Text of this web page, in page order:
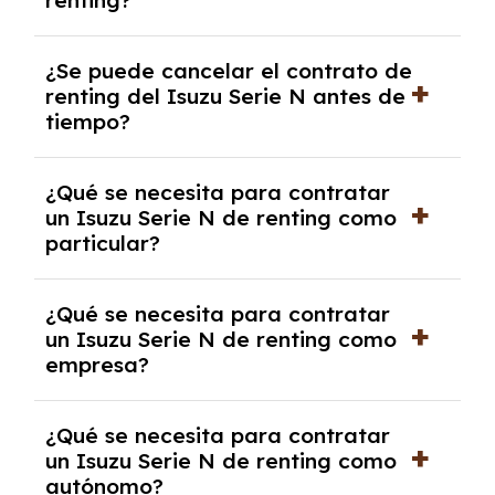
mensuales.
tendrás que pagar ningún tipo de entrada
salvo en casos que lo exija el proveedor
debido al resultado del estudio de viabilidad
económica.
¿Se puede cancelar el contrato de
renting del Isuzu Serie N antes de
tiempo?
pero puede haber penalizaciones por
cancelación anticipada. Es importante revisar
las condiciones del contrato y hablar con un
experto que te asesore.
¿Qué se necesita para contratar
un Isuzu Serie N de renting como
particular?
y, en algunos casos, una consulta de solvencia
crediticia y un pago inicial.
¿Qué se necesita para contratar
un Isuzu Serie N de renting como
empresa?
documentación financiera y, en algunos
casos, un informe de solvencia de la empresa
¿Qué se necesita para contratar
un Isuzu Serie N de renting como
autónomo?